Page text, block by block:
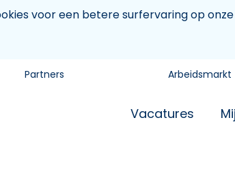
voor een betere surfervaring op
Partners Arbeidsmarkt
Vacatures